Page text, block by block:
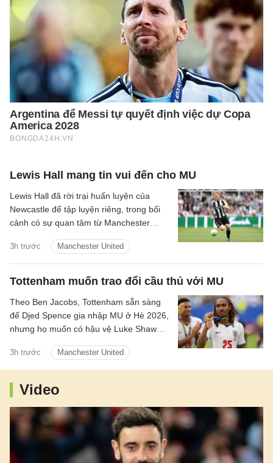
Lewis Hall mang tin vui đến cho MU
3h trước Manchester United
Lewis Hall đã rời trại huấn luyện của
Newcastle để tập luyện riêng, trong bối
cảnh có sự quan tâm từ Manchester
Tottenham muốn trao đổi cầu thủ với MU
3h trước Manchester United
Theo Ben Jacobs, Tottenham sẵn sàng
để Djed Spence gia nhập MU ở Hè 2026,
nhưng họ muốn có hậu vệ Luke Shaw
Video